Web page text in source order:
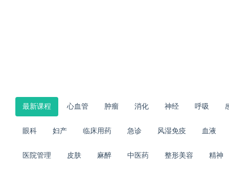
最新课程 心血管 肿瘤 消化 神经 呼吸
眼科 妇产 临床用药 急诊 风湿免疫 血液
医院管理 皮肤 麻醉 中医药 整形美容 精神